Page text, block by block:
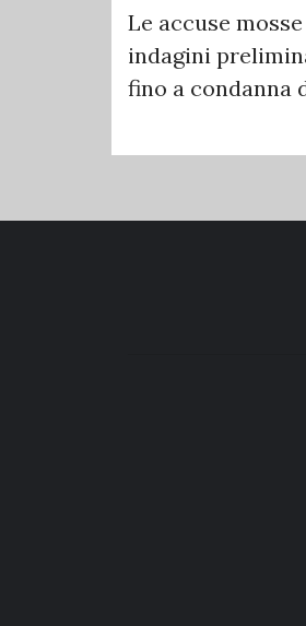
Le accuse
indagini
fino a condanna